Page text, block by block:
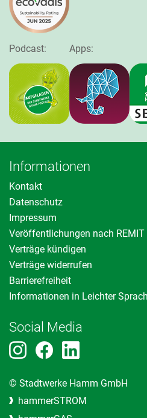
Podcast: Apps:
Informationen
Kontakt
Datenschutz
Impressum
Veröffentlichungen nach REMIT
Verträge kündigen
Verträge widerrufen
Barrierefreiheit
Informationen in Leichter
Social Media
© Stadtwerke Hamm GmbH
hammerSTROM